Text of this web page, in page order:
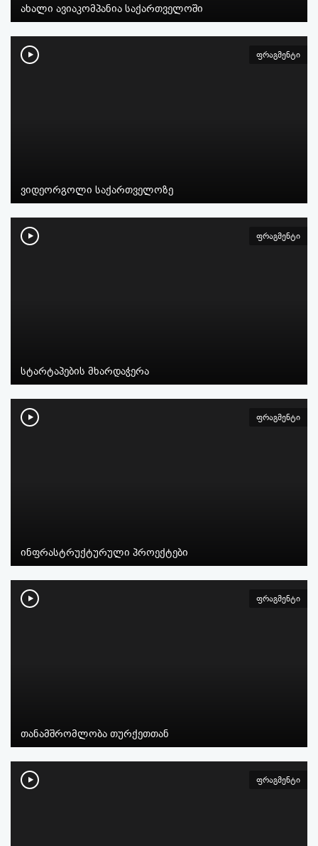
ახალი ავიაკომპანია საქართველოში
ფრაგმენტი
ვიდეორგოლი საქართველოზე
ფრაგმენტი
სტარტაპების მხარდაჭერა
ფრაგმენტი
ინფრასტრუქტურული პროექტები
ფრაგმენტი
თანამშრომლობა თურქეთთან
ფრაგმენტი